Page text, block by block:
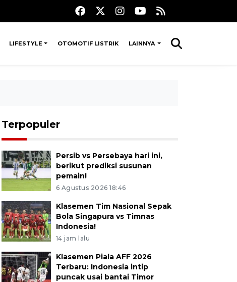
LIFESTYLE OTOMOTIF LISTRIK LAINNYA
Terpopuler
Persib vs Persebaya hari ini,
berikut prediksi susunan
pemain!
6 Agustus 2026 18:46
Klasemen Tim Nasional Sepak
Bola Singapura vs Timnas
Indonesia!
14 jam lalu
Klasemen Piala AFF 2026
Terbaru: Indonesia intip
puncak usai bantai Timor